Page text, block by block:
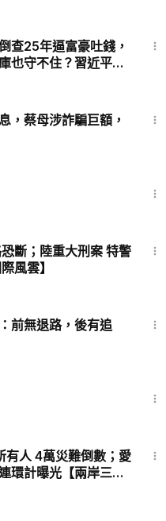
洲等地播出節目。
查25年逼富豪吐錢，
也守不住？習近平遭
，蔡母涉詐騙巨額，
斷；陸重大刑案 特警
風雲】
前無退路，後有追
有人 4萬災難倒數；愛
環計曝光【兩岸三